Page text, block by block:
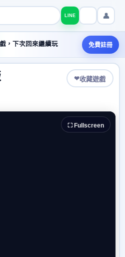
LINE 👤
，下次回來繼續玩 免費註冊
❤收藏遊戲
⛶ Fullscreen